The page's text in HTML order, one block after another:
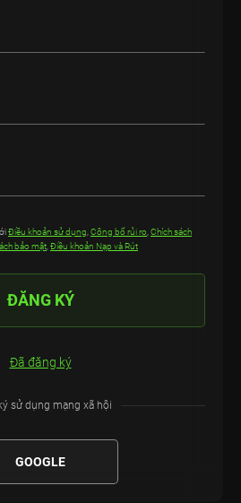
Điều khoản sử dụng Công bố rủi ro Chích sách
bảo mật Điều khoản Nạp và Rút
ĐĂNG KÝ
Đã đăng ký
sử dụng mạng xã hội
GOOGLE